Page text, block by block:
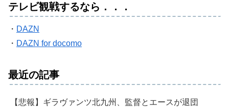
テレビ観戦するなら．．．
・ DAZN
・ DAZN for docomo
最近の記事
【悲報】ギラヴァンツ北九州、監督とエースが退団